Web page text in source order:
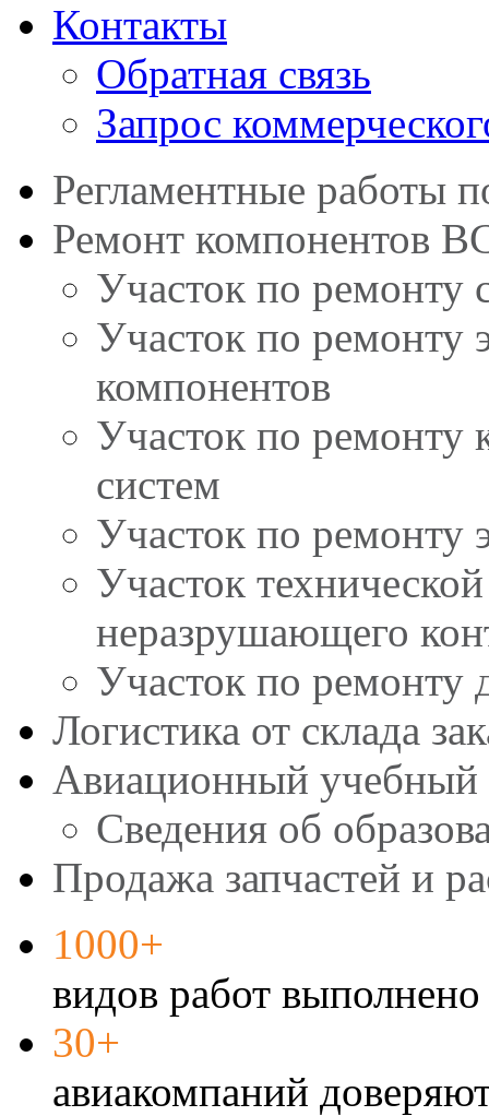
Контакты
Обратная связь
Запрос
Регламентные работы
Ремонт компонентов
Участок по ремонту
Участок по ремонту
компонентов
Участок по ремонту
систем
Участок по ремонту
Участок
неразрушающего
Участок по ремонту
Логистика от склада
Авиационный учебный
Сведения об
Продажа запчастей и
1000+
видов работ выполнено
30+
авиакомпаний